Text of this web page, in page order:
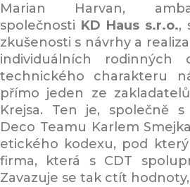
Marian Harvan,
společnosti KD Haus s.r.o.,
zkušenosti s návrhy a
individuálních rodinných
technického charakteru
přímo jeden ze
Krejsa. Ten je, společně
Deco Teamu Karlem
etického kodexu, pod
firma, která s CDT
Zavazuje se tak ctít